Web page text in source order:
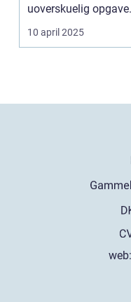
uoverskuelig opgave.
Især i S...
10 april 2025
web: